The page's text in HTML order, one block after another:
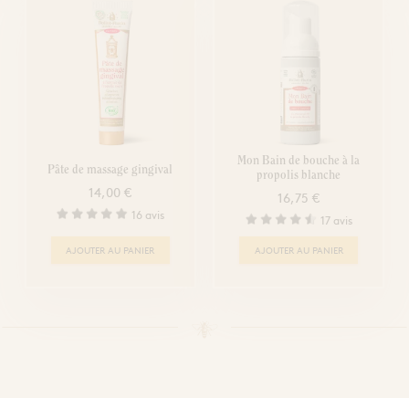
Pâte de massage gingival
14,00 €
16 avis
AJOUTER AU PANIER
Mon Bain de bouche à la
propolis blanche
16,75 €
17 avis
AJOUTER AU PANIER